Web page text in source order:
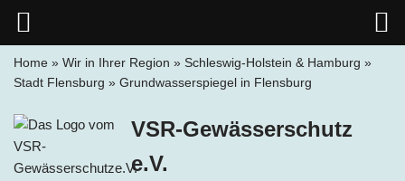
Inhalt
Home » Wir in Ihrer Region » Schleswig-Holstein & Hamburg »
Stadt Flensburg » Grundwasserspiegel in Flensburg
VSR-Gewässerschutz
e.V.